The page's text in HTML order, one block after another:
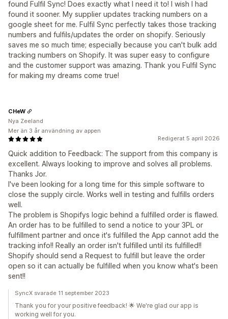
found Fulfil Sync! Does exactly what I need it to! I wish I had
found it sooner. My supplier updates tracking numbers on a
google sheet for me. Fulfil Sync perfectly takes those tracking
numbers and fulfils/updates the order on shopify. Seriously
saves me so much time; especially because you can't bulk add
tracking numbers on Shopify. It was super easy to configure
and the customer support was amazing. Thank you Fulfil Sync
for making my dreams come true!
Redigerat 5 april 2026
Quick addition to Feedback: The support from this company is
excellent. Always looking to improve and solves all problems.
Thanks Jor.
I've been looking for a long time for this simple software to
close the supply circle. Works well in testing and fulfills orders
well.
The problem is Shopifys logic behind a fulfilled order is flawed.
An order has to be fulfilled to send a notice to your 3PL or
fulfillment partner and once it's fulfilled the App cannot add the
tracking info!! Really an order isn't fulfilled until its fulfilled!!
Shopify should send a Request to fulfill but leave the order
open so it can actually be fulfilled when you know what's been
sent!!
CHeW
Nya Zeeland
Mer än 3 år användning av appen
SyncX svarade 11 september 2023
Thank you for your positive feedback! 🌟 We're glad our app is
working well for you.